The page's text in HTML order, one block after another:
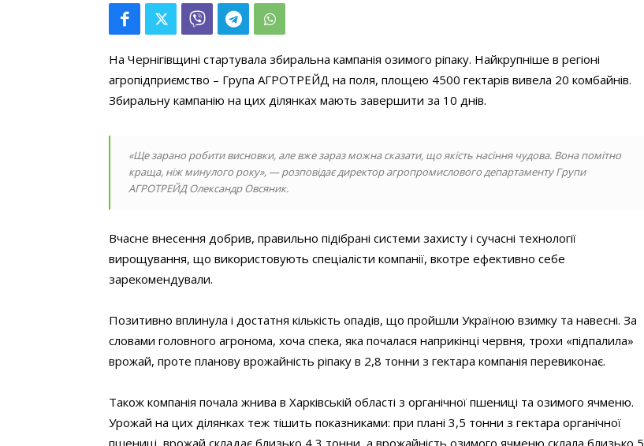
На Чернігівщині стартувала збиральна кампанія озимого ріпаку. Найкрупніше в регіоні
агропідприємство – Група АГРОТРЕЙД на поля, площею 4500 гектарів вивела 20 комбайнів.
Збиральну кампанію на цих ділянках мають завершити за 10 днів.
«Ще зарано робити висновки, але вже зараз можна сказати, що якість насіння чудова. Вона помітно
краща, ніж минулого року», — розповідає директор агропромислового департаменту Групи
АГРОТРЕЙД Олександр Овсяник.
Вчасне внесення добрив, правильно підібрані системи захисту і сучасні технології
вирощування, що використовують спеціалісти компанії, вкотре ефективно себе
зарекомендували.
Позитивно вплинула і достатня кількість опадів, що пройшли Україною взимку та навесні. За
словами головного агронома, хоча спека, яка почалася наприкінці червня, трохи «підпалила»
врожай, проте планову врожайність ріпаку в 2,8 тонни з гектара компанія перевиконає.
Також компанія почала жнива в Харківській області з органічної пшениці та озимого ячменю.
Урожай на цих ділянках теж тішить показниками: при плані 3,5 тонни з гектара органічної